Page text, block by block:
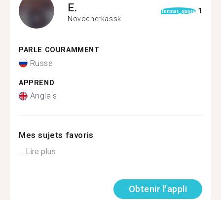
E.
Novocherkassk
format_quote 1
PARLE COURAMMENT
Russe
APPREND
Anglais
Mes sujets favoris
...Lire plus
Obtenir l'appli